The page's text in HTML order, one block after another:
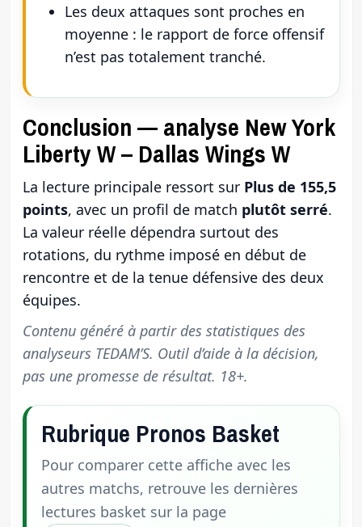
Les deux attaques sont proches en
moyenne : le rapport de force offensif
n’est pas totalement tranché.
Conclusion — analyse New York
Liberty W – Dallas Wings W
La lecture principale ressort sur Plus de 155,5
points, avec un profil de match plutôt serré.
La valeur réelle dépendra surtout des
rotations, du rythme imposé en début de
rencontre et de la tenue défensive des deux
équipes.
Contenu généré à partir des statistiques des
analyseurs TEDAM’S. Outil d’aide à la décision,
pas une promesse de résultat. 18+.
Rubrique Pronos Basket
Pour comparer cette affiche avec les
autres matchs, retrouve les dernières
lectures basket sur la page